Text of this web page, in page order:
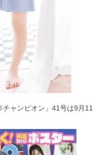
ャンピオン」41号は9月11